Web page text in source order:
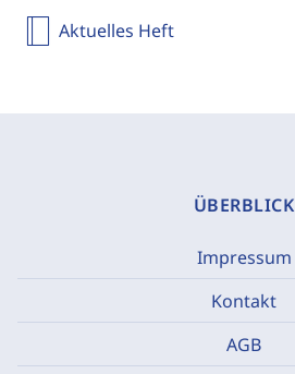
Aktuelles Heft
ÜBERBLICK
Impressum
Kontakt
AGB